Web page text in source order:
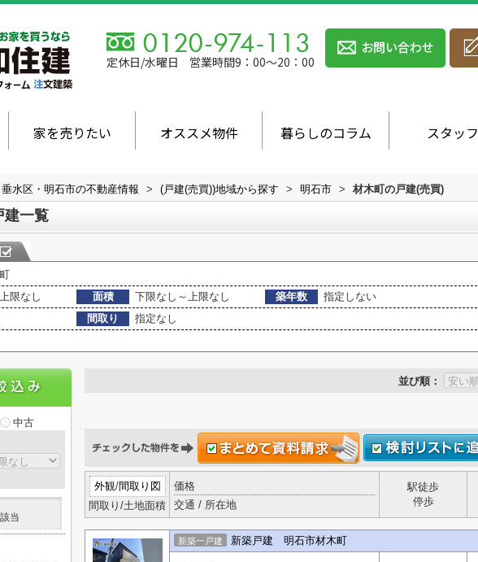
定休日/水曜日 営業時間9：00～20：00
家を売りたい オススメ物件 暮らしのコラム スタッフ
水区・明石市の不動産情報 > (戸建(売買))地域から探す > 明石市 > 材木町の戸建(売買)
建一覧
限なし 面積 下限なし～上限なし 築年数
指定しない
間取り
指定なし
並び順：
外観/間取り図
間取り/土地面積
価格
交通 / 所在地
駅徒歩
停歩
新築一戸建 新築戸建 明石市材木町
中古
当